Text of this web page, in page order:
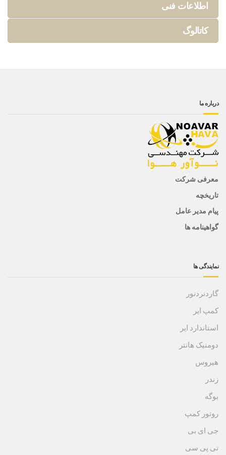
اطلاعات فنی
کاتالوگ
درباره ما
معرفی شرکت
تاریخچه
پیام مدیر عامل
گواهینامه ها
نمایندگی ها
گاردنردنور
کمپ ایر
استاندارد ایر
دومنیک هانتر
هیروس
زندر
بوگه
روتور کمپ
جی ای بی
تی پی سی